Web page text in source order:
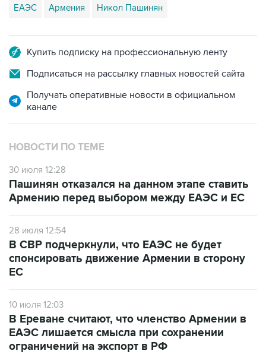
ЕАЭС Армения Никол Пашинян
Купить подписку на профессиональную ленту
Подписаться на рассылку главных новостей сайта
Получать оперативные новости в официальном
канале
НОВОСТИ ПО ТЕМЕ
30 июля 12:28
Пашинян отказался на данном этапе ставить
Армению перед выбором между ЕАЭС и ЕС
28 июля 12:54
В СВР подчеркнули, что ЕАЭС не будет
спонсировать движение Армении в сторону
ЕС
10 июля 12:03
В Ереване считают, что членство Армении в
ЕАЭС лишается смысла при сохранении
ограничений на экспорт в РФ